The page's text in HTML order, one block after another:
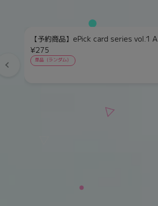
【予約商品】ePick card series vol.1 A
¥275
単品（ランダム）